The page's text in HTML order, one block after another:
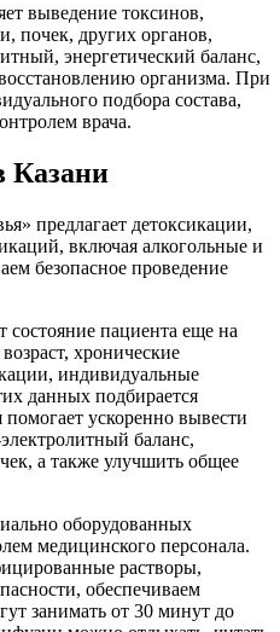
выведение токсинов,
почек, других органов,
энергетический баланс,
организма. При
подбора состава,
врача.
Казани
предлагает детоксикации,
включая алкогольные и
безопасное проведение
пациента еще на
хронические
индивидуальные
данных подбирается
ускоренно вывести
баланс,
а также улучшить общее
оборудованных
медицинского персонала.
растворы,
обеспечиваем
занимать от 30 минут до